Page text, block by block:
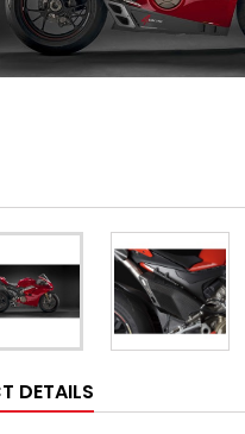
DETAILS